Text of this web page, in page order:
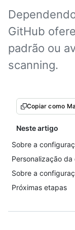
GitHub
padrão ou
scanning.
Copiar como
Neste artigo
Sobre a
Personalização
Sobre a
Próximas etapas